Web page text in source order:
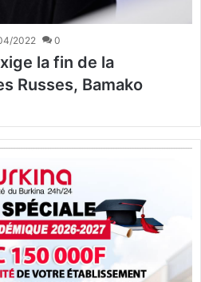
2022 0
la fin de la
Russes, Bamako